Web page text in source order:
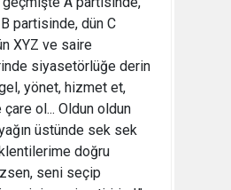
partisinde, dün C
XYZ ve saire
siyasetörlüğe derin
yönet, hizmet et,
ol... Oldun oldun
üstünde sek sek
doğru
seni seçip